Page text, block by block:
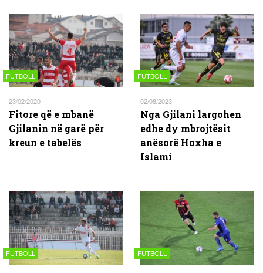
FUTBOLL
23/02/2020
Fitore që e mbanë
Gjilanin në garë për
kreun e tabelës
FUTBOLL
02/08/2023
Nga Gjilani largohen
edhe dy mbrojtësit
anësorë Hoxha e
Islami
FUTBOLL FUTBOLL